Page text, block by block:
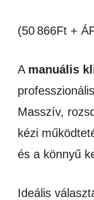
(50 866Ft +
A manuális
Masszív,
kézi
és a könnyű
Ideális